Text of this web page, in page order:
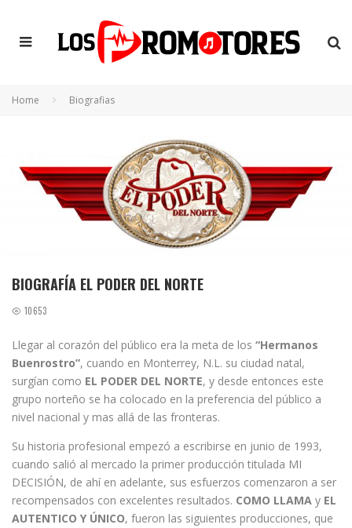
Home Biografias
BIOGRAFÍA EL PODER DEL NORTE
10653
Llegar al corazón del público era la meta de los “Hermanos
Buenrostro”, cuando en Monterrey, N.L. su ciudad natal,
surgían como EL PODER DEL NORTE, y desde entonces este
grupo norteño se ha colocado en la preferencia del público a
nivel nacional y mas allá de las fronteras.
Su historia profesional empezó a escribirse en junio de 1993,
cuando salió al mercado la primer producción titulada MI
DECISIÓN, de ahí en adelante, sus esfuerzos comenzaron a ser
recompensados con excelentes resultados. COMO LLAMA y EL
AUTENTICO Y ÚNICO, fueron las siguientes producciones, que